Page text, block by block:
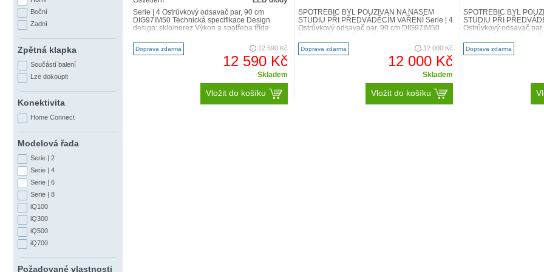
Perfektní
správný
minimum.
dokud není
Serie | 4 Ostrůvkový odsavač par, 90 cm
DIG97IM50 Technická specifikace Design
design: sklo/nerez Výkon a spotřeba třída
Doprava zdarma 12 590 Kč
12 590 Kč
Skladem
Vložit do košíku
SPOTŘEBIČ BYL POUŽÍVÁN NA NAŠEM
STUDIU PŘI PŘEDVÁDĚCÍM VAŘENÍ Serie | 4
Ostrůvkový odsavač par, 90 cm DIG97IM50
Doprava zdarma 12 000 Kč
12 000 Kč
Skladem
Vložit do košíku
SPOTŘEBIČ BYL
STUDIU PŘI
Ostrůvkový odsavač
Doprava zdarma
Boční
Zadní
Zpětná klapka
Součástí balení
Lze dokoupit
Konektivita
Home Connect
Modelová řada
Serie | 2
Serie | 4
Serie | 6
Serie | 8
iQ100
iQ300
iQ500
iQ700
Požadované vlastnosti